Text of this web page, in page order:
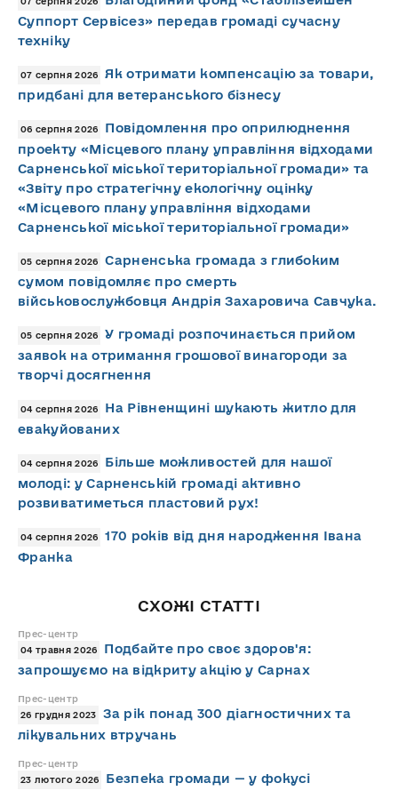
Суппорт Сервісез» передав громаді сучасну
техніку
07 серпня 2026
Як отримати компенсацію за товари,
придбані для ветеранського бізнесу
06 серпня 2026
Повідомлення про оприлюднення
проекту «Місцевого плану управління відходами
Сарненської міської територіальної громади» та
«Звіту про стратегічну екологічну оцінку
«Місцевого плану управління відходами
Сарненської міської територіальної громади»
05 серпня 2026
Сарненська громада з глибоким
сумом повідомляє про смерть
військовослужбовця Андрія Захаровича Савчука.
05 серпня 2026
У громаді розпочинається прийом
заявок на отримання грошової винагороди за
творчі досягнення
04 серпня 2026
На Рівненщині шукають житло для
евакуйованих
04 серпня 2026
Більше можливостей для нашої
молоді: у Сарненській громаді активно
розвиватиметься пластовий рух!
04 серпня 2026
170 років від дня народження Івана
Франка
СХОЖІ СТАТТІ
Прес-центр
04 травня 2026
Подбайте про своє здоров'я:
запрошуємо на відкриту акцію у Сарнах
Прес-центр
26 грудня 2023
За рік понад 300 діагностичних та
лікувальних втручань
Прес-центр
23 лютого 2026
Безпека громади — у фокусі